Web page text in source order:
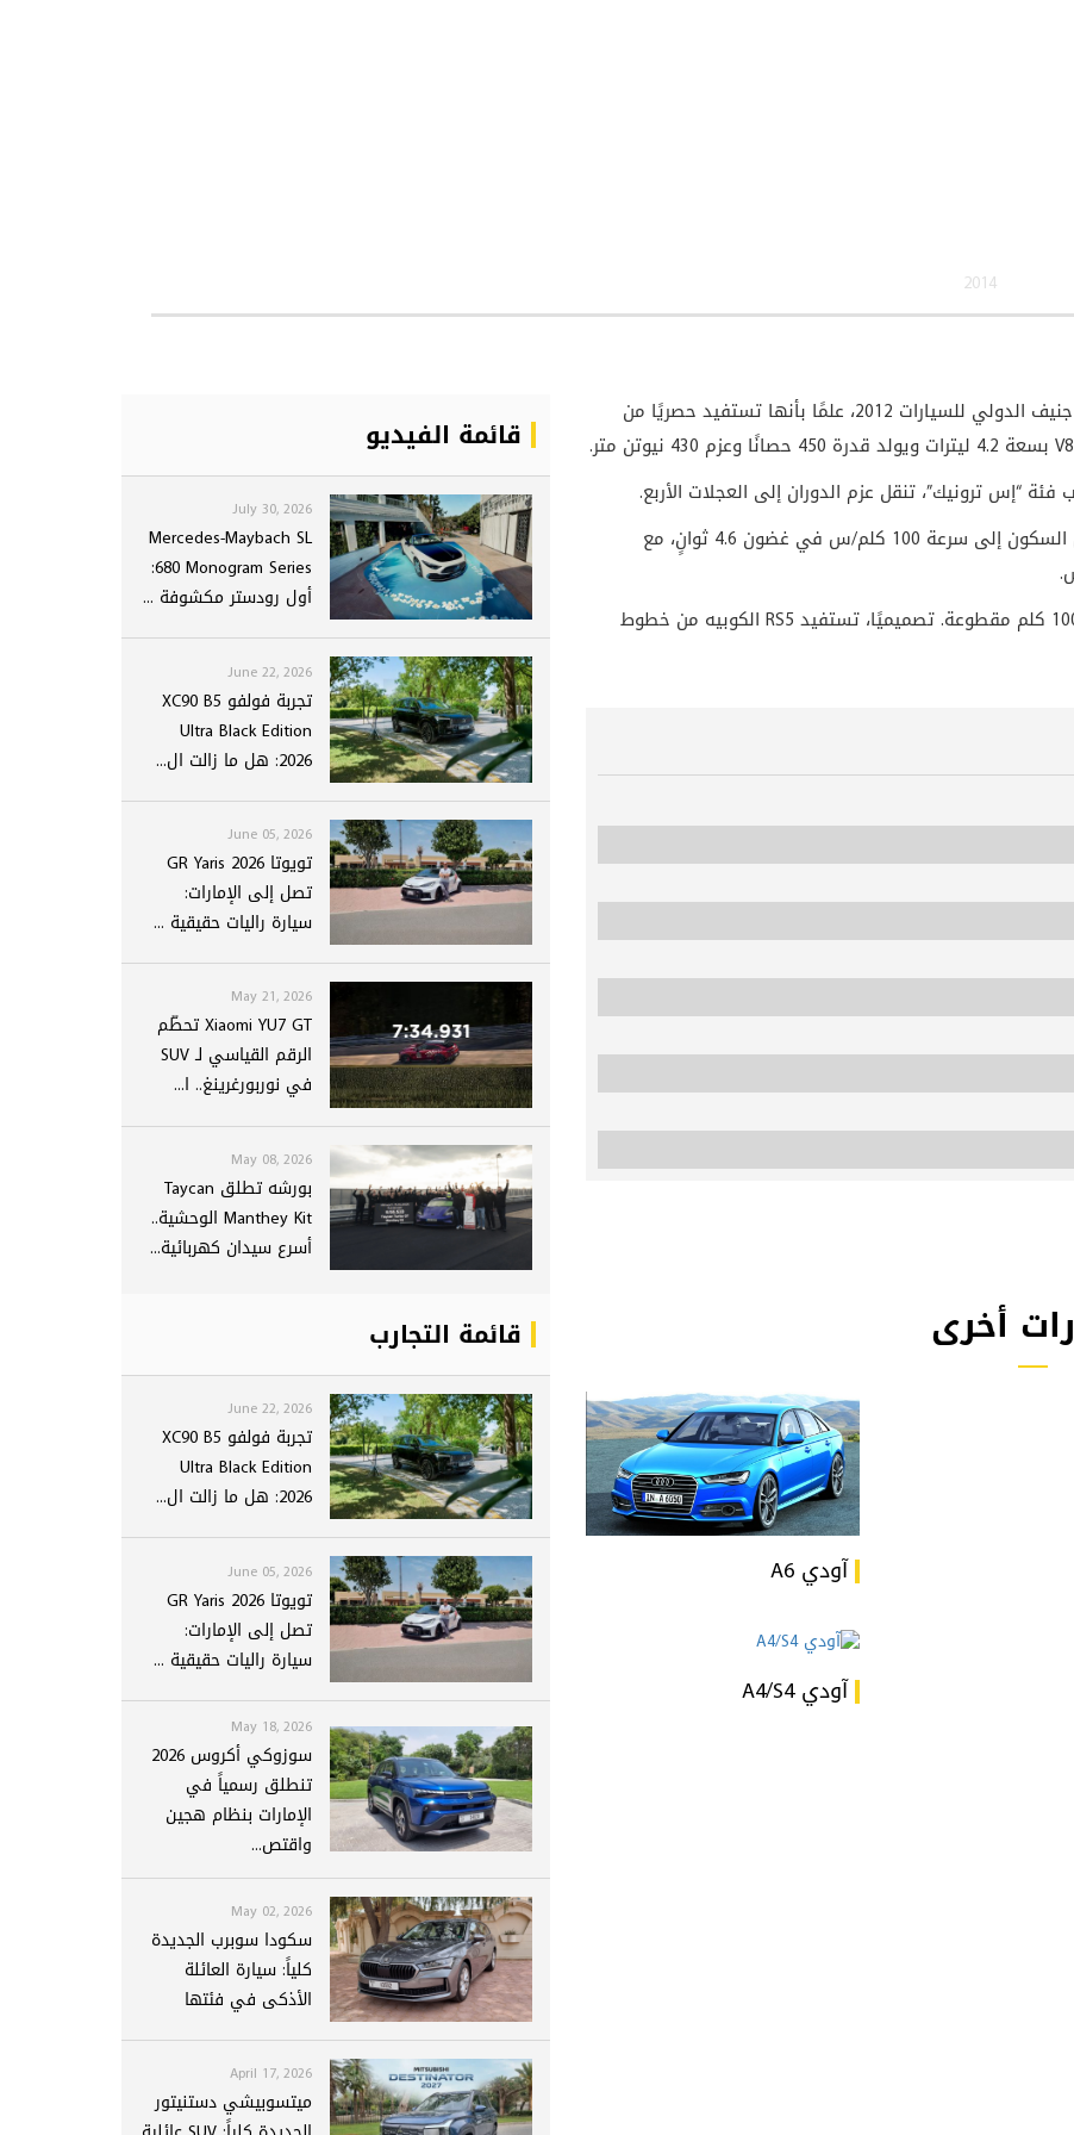
2014
كوبيه أطلّت من خلال معرض جنيف الدولي للسيارات 2012، علمًا بأنها تستفيد حصريًا من
V8 بسعة 4.2 ليترات ويولد قدرة 450 حصانًا وعزم 430 نيوتن متر.
“إس ترونيك”، تنقل عزم الدوران إلى العجلات الأربع.
ويكفل المحرك انتقال السيارة التي تزن 1725 كلغ، من السكون إلى سرعة 100 كلم/س في غضون 4.6 ثوانٍ، مع
RS5 الكوبيه من خطوط
أخرى
آودي A6
آودي A4/S4
قائمة الفيديو
July 30, 2026
Mercedes-Maybach SL
680 Monogram Series:
أول رودستر مكشوفة ...
June 22, 2026
تجربة فولفو XC90 B5
Ultra Black Edition
2026: هل ما زالت ال...
June 05, 2026
تويوتا GR Yaris 2026
تصل إلى الإمارات:
سيارة راليات حقيقية ...
May 21, 2026
Xiaomi YU7 GT تحطّم
الرقم القياسي لـ SUV
في نوربورغرينغ.. ا...
May 08, 2026
بورشه تطلق Taycan
Manthey Kit الوحشية..
أسرع سيدان كهربائية...
قائمة التجارب
June 22, 2026
تجربة فولفو XC90 B5
Ultra Black Edition
2026: هل ما زالت ال...
June 05, 2026
تويوتا GR Yaris 2026
تصل إلى الإمارات:
سيارة راليات حقيقية ...
May 18, 2026
سوزوكي أكروس 2026
تنطلق رسمياً في
الإمارات بنظام هجين
واقتص...
May 02, 2026
سكودا سوبرب الجديدة
كلياً: سيارة العائلة
الأذكى في فئتها
April 17, 2026
ميتسوبيشي دستنيتور